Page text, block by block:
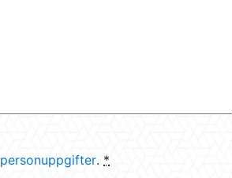
personuppgifter. *